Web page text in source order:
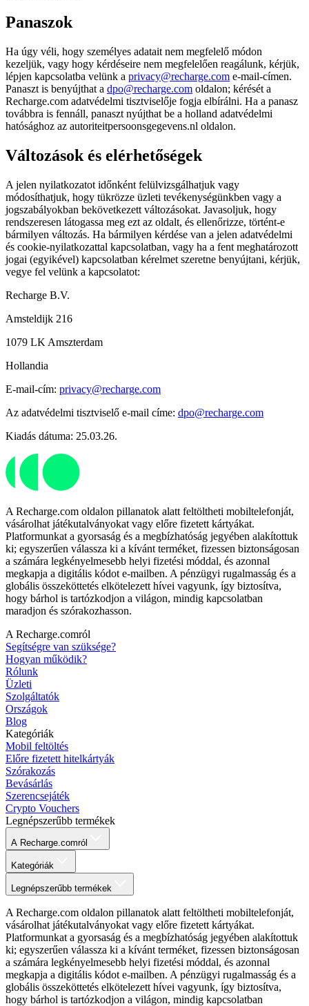
Panaszok
Ha úgy véli, hogy személyes adatait nem megfelelő módon
kezeljük, vagy hogy kérdéseire nem megfelelően reagálunk, kérjük,
lépjen kapcsolatba velünk a privacy@recharge.com e-mail-címen.
Panaszt is benyújthat a dpo@recharge.com oldalon; kérését a
Recharge.com adatvédelmi tisztviselője fogja elbírálni. Ha a panasz
továbbra is fennáll, panaszt nyújthat be a holland adatvédelmi
hatósághoz az autoriteitpersoonsgegevens.nl oldalon.
Változások és elérhetőségek
A jelen nyilatkozatot időnként felülvizsgálhatjuk vagy
módosíthatjuk, hogy tükrözze üzleti tevékenységünkben vagy a
jogszabályokban bekövetkezett változásokat. Javasoljuk, hogy
rendszeresen látogassa meg ezt az oldalt, és ellenőrizze, történt-e
bármilyen változás. Ha bármilyen kérdése van a jelen adatvédelmi
és cookie-nyilatkozattal kapcsolatban, vagy ha a fent meghatározott
jogai (egyikével) kapcsolatban kérelmet szeretne benyújtani, kérjük,
vegye fel velünk a kapcsolatot:
Recharge B.V.
Amsteldijk 216
1079 LK Amszterdam
Hollandia
E-mail-cím: privacy@recharge.com
Az adatvédelmi tisztviselő e-mail címe: dpo@recharge.com
Kiadás dátuma: 25.03.26.
A Recharge.com oldalon pillanatok alatt feltöltheti mobiltelefonját,
vásárolhat játékutalványokat vagy előre fizetett kártyákat.
Platformunkat a gyorsaság és a megbízhatóság jegyében alakítottuk
ki; egyszerűen válassza ki a kívánt terméket, fizessen biztonságosan
a számára legkényelmesebb helyi fizetési móddal, és azonnal
megkapja a digitális kódot e-mailben. A pénzügyi rugalmasság és a
globális összeköttetés elkötelezett hívei vagyunk, így biztosítva,
hogy bárhol is tartózkodjon a világon, mindig kapcsolatban
maradjon és szórakozhasson.
A Recharge.comról
Segítségre van szüksége?
Hogyan működik?
Rólunk
Üzleti
Szolgáltatók
Országok
Blog
Kategóriák
Mobil feltöltés
Előre fizetett hitelkártyák
Szórakozás
Bevásárlás
Szerencsejáték
Crypto Vouchers
Legnépszerűbb termékek
A Recharge.comról
Kategóriák
Legnépszerűbb termékek
A Recharge.com oldalon pillanatok alatt feltöltheti mobiltelefonját,
vásárolhat játékutalványokat vagy előre fizetett kártyákat.
Platformunkat a gyorsaság és a megbízhatóság jegyében alakítottuk
ki; egyszerűen válassza ki a kívánt terméket, fizessen biztonságosan
a számára legkényelmesebb helyi fizetési móddal, és azonnal
megkapja a digitális kódot e-mailben. A pénzügyi rugalmasság és a
globális összeköttetés elkötelezett hívei vagyunk, így biztosítva,
hogy bárhol is tartózkodjon a világon, mindig kapcsolatban